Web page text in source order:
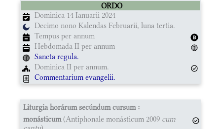
ORDO
Dominica 14 Ianuarii 2024
Decimo nono Kalendas Februarii, luna tertia.
Tempus per annum
Hebdomada II per annum
Sancta regula.
Dominica II per annum.
Commentarium evangelii.
Liturgia horárum secúndum cursum :
monásticum(Antiphonale monásticum 2009 cum